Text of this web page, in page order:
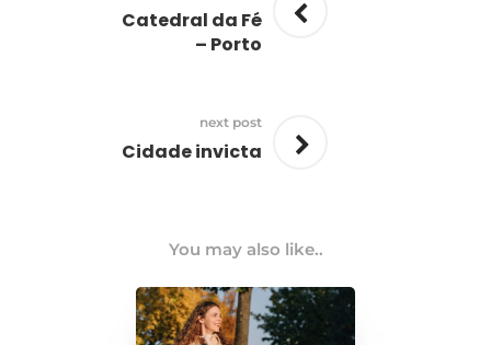
Catedral da Fé
– Porto
next post
Cidade invicta
You may also like..